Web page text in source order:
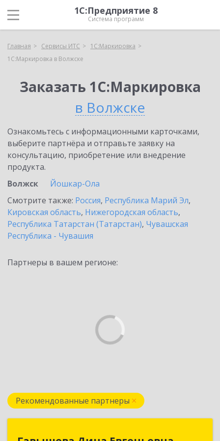
1С:Предприятие 8
Система программ
Главная Сервисы ИТС
1С:Маркировка
1С:Маркировка в Волжске
Заказать 1С:Маркировка
в Волжске
Ознакомьтесь с информационными карточками,
выберите партнёра и отправьте заявку на
консультацию, приобретение или внедрение
продукта.
Волжск
Йошкар-Ола
Смотрите также: Россия, Республика Марий Эл,
Кировская область, Нижегородская область,
Республика Татарстан (Татарстан), Чувашская
Республика - Чувашия
Партнеры в вашем регионе:
Рекомендованные партнеры